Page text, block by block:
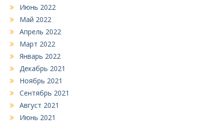
Июнь 2022
Май 2022
Апрель 2022
Март 2022
Январь 2022
Декабрь 2021
Ноябрь 2021
Сентябрь 2021
Август 2021
Июнь 2021